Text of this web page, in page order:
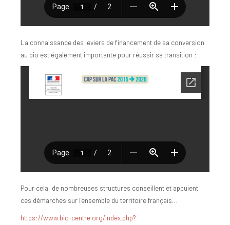
La connaissance des leviers de financement de sa conversion
au bio est également importante pour réussir sa transition :
Pour cela, de nombreuses structures conseillent et appuient
ces démarches sur l’ensemble du territoire français…
https://www.bio-centre.org/index.php?